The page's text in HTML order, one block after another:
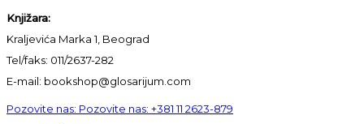
Knjižara:
Kraljevića Marka 1, Beograd
Tel/faks: 011/2637-282
E-mail: bookshop@glosarijum.com
Pozovite nas: Pozovite nas: +381 11 2623-879